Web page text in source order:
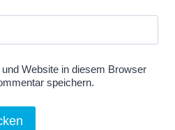
Website in diesem Browser
speichern.